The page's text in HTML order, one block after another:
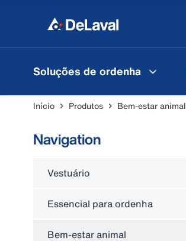
Soluções de ordenha
Início Produtos Bem-estar animal
Navigation
Vestuário
Essencial para ordenha
Bem-estar animal